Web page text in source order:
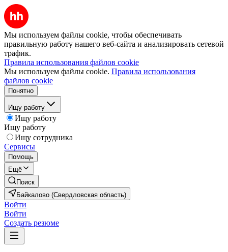
Мы используем файлы cookie, чтобы обеспечивать
правильную работу нашего веб-сайта и анализировать сетевой
трафик.
Правила использования файлов cookie
Мы используем файлы cookie. Правила использования
файлов cookie
Понятно
Ищу работу
Ищу работу
Ищу работу
Ищу сотрудника
Сервисы
Помощь
Ещё
Поиск
Байкалово (Свердловская область)
Войти
Войти
Создать резюме